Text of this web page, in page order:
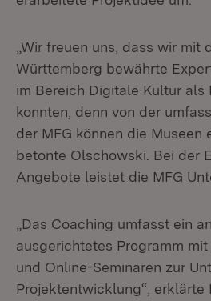
„Wir freuen uns, dass wir mit
Württemberg bewährte
im Bereich Digitale Kultur als
konnten, denn von der
der MFG können die Museen
betonte Olschowski. Bei der
Angebote leistet die MFG
„Das Coaching umfasst ein
ausgerichtetes Programm
und Online-Seminaren zur
Projektentwicklung“, erklärte